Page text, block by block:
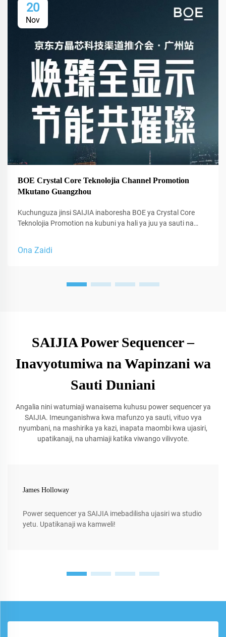
20
Nov
BOE Crystal Core Teknolojia Channel Promotion
Mkutano Guangzhou
Kuchunguza jinsi SAIJIA inaboresha BOE ya Crystal Core
Teknolojia Promotion na kubuni ya hali ya juu ya sauti na
Ona Zaidi
SAIJIA Power Sequencer –
Inavyotumiwa na Wapinzani wa
Sauti Duniani
Angalia nini watumiaji wanaisema kuhusu power sequencer ya
SAIJIA. Imeunganishwa kwa mafunzo ya sauti, vituo vya
nyumbani, na mashirika ya kazi, inapata maombi kwa ujasiri,
upatikanaji, na uhamiaji katika viwango vilivyote.
James Holloway
Power sequencer ya SAIJIA imebadilisha ujasiri wa studio
yetu. Upatikanaji wa kamweli!